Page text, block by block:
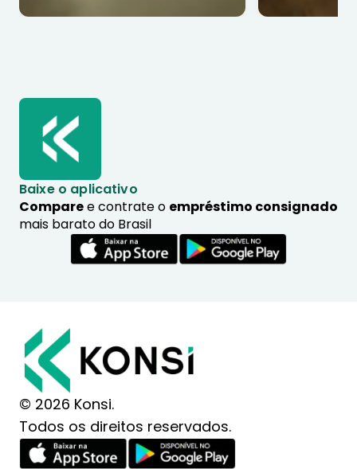
Baixe o aplicativo
Comparee contrate o empréstimo consignado
mais barato do Brasil
© 2026 Konsi.
Todos os direitos reservados.